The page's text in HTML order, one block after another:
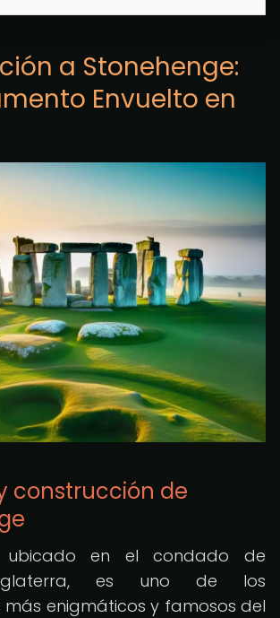
a Stonehenge:
Envuelto en
construcción de
ubicado en el condado de
es uno de los
más enigmáticos y famosos del